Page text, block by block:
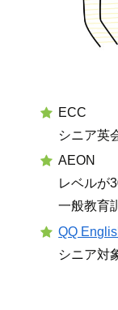
ECC
シニア英
AEON
レベルが
一般教育
QQ
シニア対